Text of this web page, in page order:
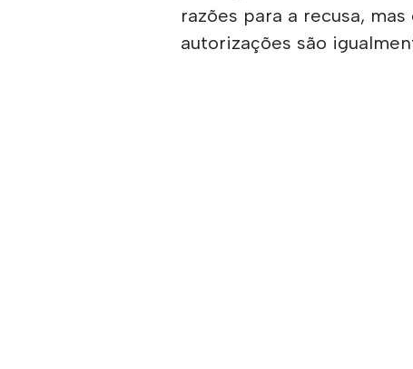
razões para a recusa,
autorizações são